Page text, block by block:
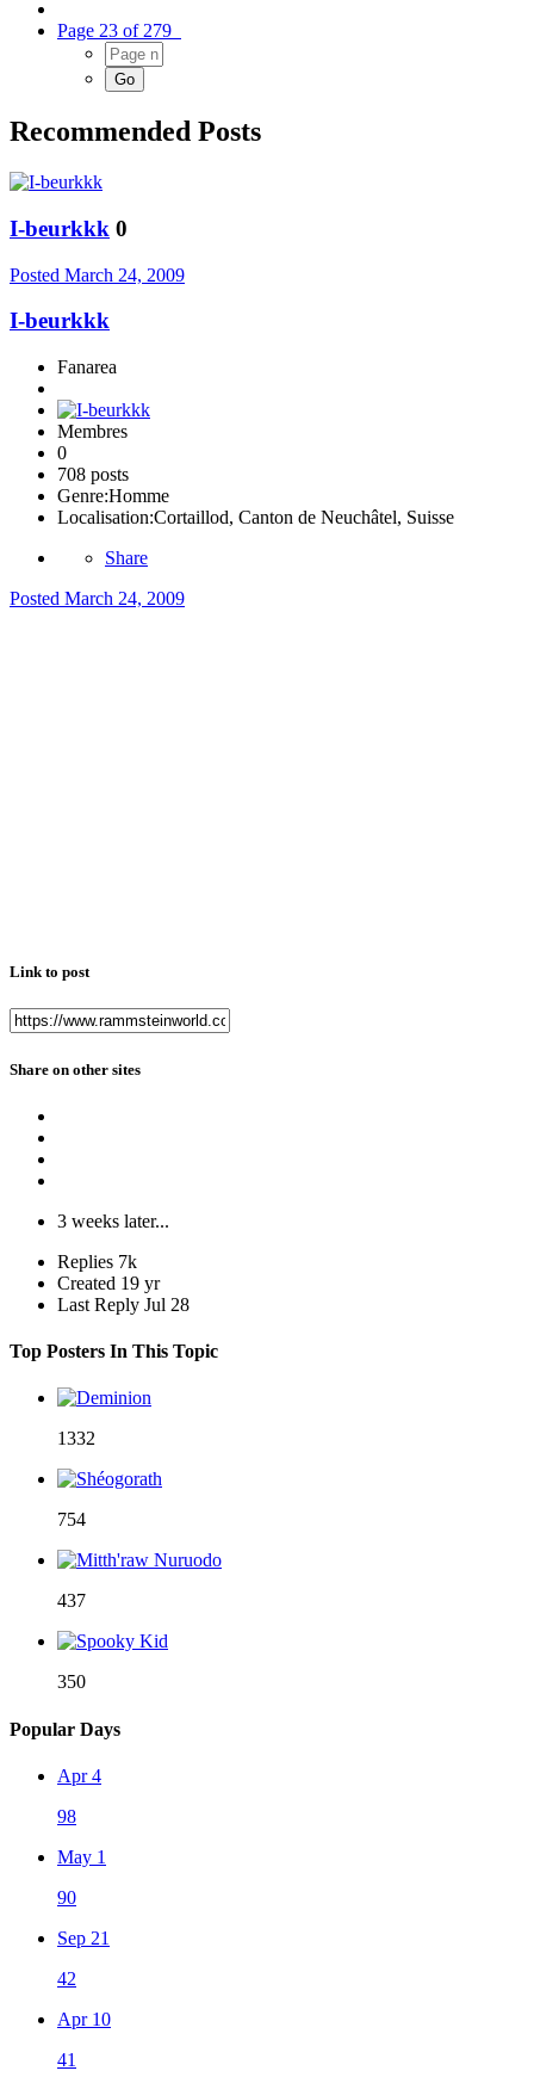
Page 23 of 279
Recommended Posts
I-beurkkk 0
Posted March 24, 2009
I-beurkkk
Fanarea
Membres
0
708 posts
Genre:Homme
Localisation:Cortaillod, Canton de Neuchâtel, Suisse
Share
Posted March 24, 2009
Link to post
Share on other sites
3 weeks later...
Replies 7k
Created 19 yr
Last Reply Jul 28
Top Posters In This Topic
1332
754
437
350
Popular Days
Apr 4
98
May 1
90
Sep 21
42
Apr 10
41